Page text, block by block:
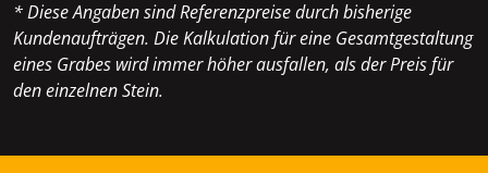
* Diese Angaben sind Referenzpreise durch bisherige
Kundenaufträgen. Die Kalkulation für eine Gesamtgestaltung
eines Grabes wird immer höher ausfallen, als der Preis für
den einzelnen Stein.